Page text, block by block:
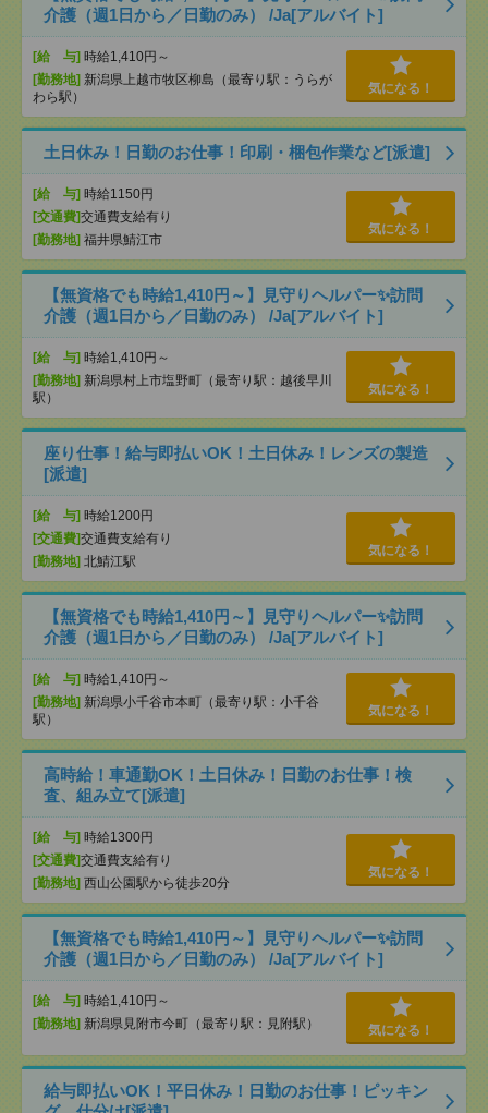
介護（週1日から／日勤のみ） /Ja[アルバイト]
[給 与] 時給1,410円～
[勤務地] 新潟県上越市牧区柳島（最寄り駅：うらが
わら駅）
気になる！
土日休み！日勤のお仕事！印刷・梱包作業など[派遣]
[給 与] 時給1150円
[交通費]交通費支給有り
[勤務地] 福井県鯖江市
気になる！
【無資格でも時給1,410円～】見守りヘルパー✨訪問
介護（週1日から／日勤のみ） /Ja[アルバイト]
[給 与] 時給1,410円～
[勤務地] 新潟県村上市塩野町（最寄り駅：越後早川
駅）
気になる！
座り仕事！給与即払いOK！土日休み！レンズの製造
[派遣]
[給 与] 時給1200円
[交通費]交通費支給有り
[勤務地] 北鯖江駅
気になる！
【無資格でも時給1,410円～】見守りヘルパー✨訪問
介護（週1日から／日勤のみ） /Ja[アルバイト]
[給 与] 時給1,410円～
[勤務地] 新潟県小千谷市本町（最寄り駅：小千谷
駅）
気になる！
高時給！車通勤OK！土日休み！日勤のお仕事！検
査、組み立て[派遣]
[給 与] 時給1300円
[交通費]交通費支給有り
[勤務地] 西山公園駅から徒歩20分
気になる！
【無資格でも時給1,410円～】見守りヘルパー✨訪問
介護（週1日から／日勤のみ） /Ja[アルバイト]
[給 与] 時給1,410円～
[勤務地] 新潟県見附市今町（最寄り駅：見附駅） 気になる！
給与即払いOK！平日休み！日勤のお仕事！ピッキン